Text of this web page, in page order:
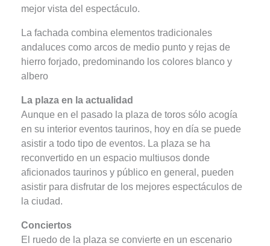
mejor vista del espectáculo.
La fachada combina elementos tradicionales
andaluces como arcos de medio punto y rejas de
hierro forjado, predominando los colores blanco y
albero
La plaza en la actualidad
Aunque en el pasado la plaza de toros sólo acogía
en su interior eventos taurinos, hoy en día se puede
asistir a todo tipo de eventos. La plaza se ha
reconvertido en un espacio multiusos donde
aficionados taurinos y público en general, pueden
asistir para disfrutar de los mejores espectáculos de
la ciudad.
Conciertos
El ruedo de la plaza se convierte en un escenario